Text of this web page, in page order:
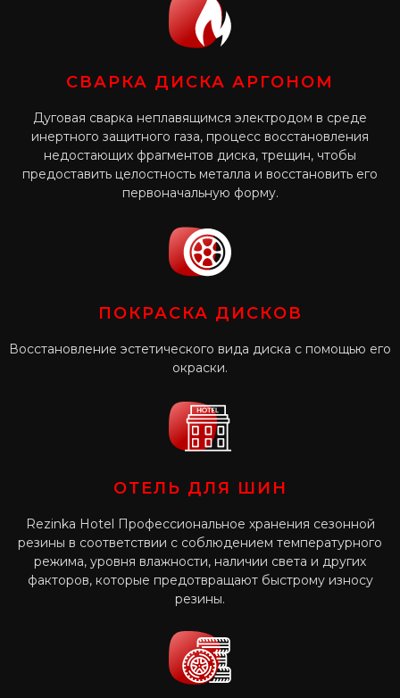
СВАРКА ДИСКА АРГОНОМ
Дуговая сварка неплавящимся электродом в среде
инертного защитного газа, процесс восстановления
недостающих фрагментов диска, трещин, чтобы
предоставить целостность металла и восстановить его
первоначальную форму.
ПОКРАСКА ДИСКОВ
Восстановление эстетического вида диска с помощью его
окраски.
ОТЕЛЬ ДЛЯ ШИН
Rezinka Hotel Профессиональное хранения сезонной
резины в соответствии с соблюдением температурного
режима, уровня влажности, наличии света и других
факторов, которые предотвращают быстрому износу
резины.